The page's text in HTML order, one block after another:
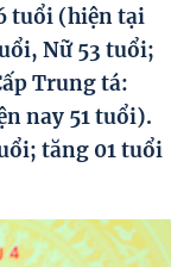
tuổi (hiện tại
Nữ 53 tuổi;
Trung tá:
nay 51 tuổi).
tăng 01 tuổi